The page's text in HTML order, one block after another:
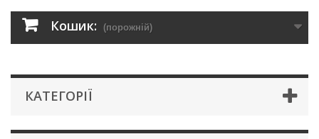
Кошик: (порожній)
КАТЕГОРІЇ